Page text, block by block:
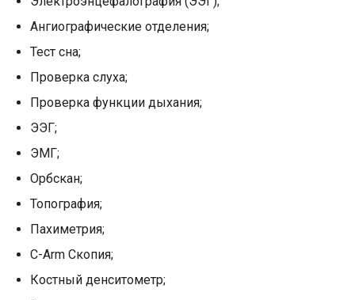
Ангиографические отделения;
Тест сна;
Проверка слуха;
Проверка функции дыхания;
ЭЭГ;
ЭМГ;
Орбскан;
Топография;
Пахиметрия;
C-Arm Скопия;
Костный денситометр;